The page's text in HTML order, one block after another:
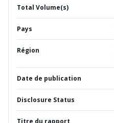
Total Volume(s)
Pays
Région
Date de publication
Disclosure Status
Titre du rapport